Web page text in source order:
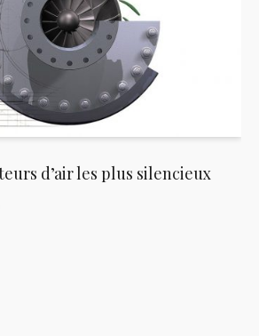
d’air les plus silencieux